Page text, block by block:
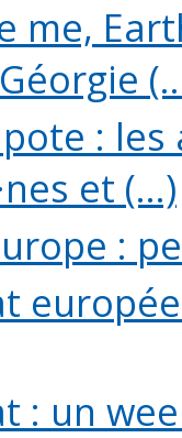
me,
:
et (...)
:
: un